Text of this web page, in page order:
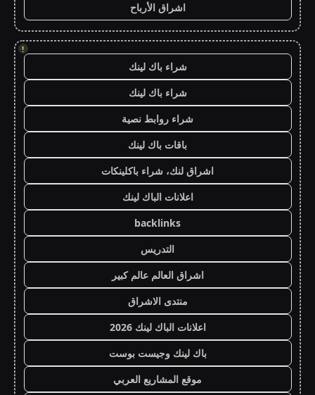
اشراق الأرباح
!
شراء باك لينك
شراء باك لينك
شراء روابط نصية
باقات باك لينك
اشراق لنك، شراء باكلينكات
اعلانات الباك لينك
backlinks
التدريس
اشراق العالم عالم كبير
منتدى الاشراق
اعلانات الباك لينك 2026
باك لينك وجيست بوست
موقع المشاريع العربي